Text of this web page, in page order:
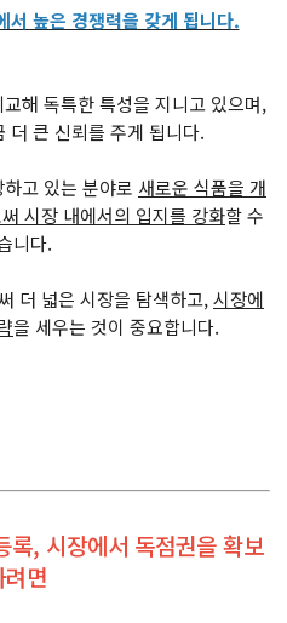
서 높은 경쟁력을 갖게 됩니다.
해 독특한 특성을 지니고 있으며,
더 큰 신뢰를 주게 됩니다.
고 있는 분야로 새로운 식품을 개
시장 내에서의 입지를 강화할 수
니다.
더 넓은 시장을 탐색하고,시장에
을 세우는 것이 중요합니다.
록, 시장에서 독점권을 확보
면